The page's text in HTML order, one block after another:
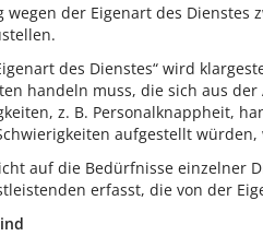
der Eigenart des
des Dienstes“ wird
handeln muss, die sich aus
z. B. Personalknappheit,
aufgestellt
auf die Bedürfnisse einzelner
erfasst, die von der